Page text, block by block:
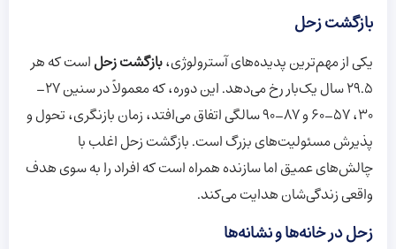
بازگشت زحل
یکی از مهم‌ترین پدیده‌های آسترولوژی،بازگشت زحلاست که هر
29.5 سال یک‌بار رخ می‌دهد. این دوره، که معمولاً در سنین 27-
30، 57-60 و 87-90 سالگی اتفاق می‌افتد، زمان بازنگری، تحول و
پذیرش مسئولیت‌های بزرگ است. بازگشت زحل اغلب با
چالش‌های عمیق اما سازنده همراه است که افراد را به سوی هدف
واقعی زندگی‌شان هدایت می‌کند.
زحل در خانه‌ها و نشانه‌ها